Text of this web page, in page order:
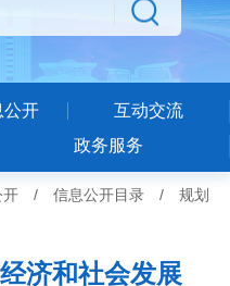
公开
互动交流
政务服务
开 / 信息公开目录 /
规划
济和社会发展